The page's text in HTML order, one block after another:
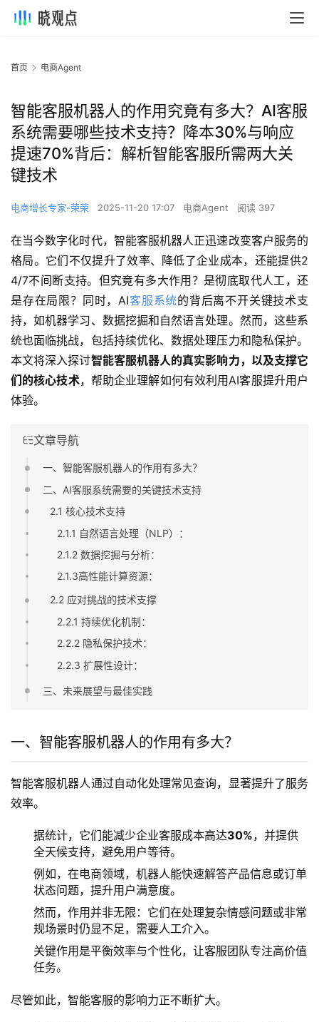
首页 电商Agent
智能客服机器人的作用究竟有多大？AI客服
系统需要哪些技术支持？降本30%与响应
提速70%背后：解析智能客服所需两大关
键技术
电商增长专家-荣荣 2025-11-20 17:07 电商Agent 阅读 397
在当今数字化时代，智能客服机器人正迅速改变客户服务的
格局。它们不仅提升了效率、降低了企业成本，还能提供2
4/7不间断支持。但究竟有多大作用？是彻底取代人工，还
是存在局限？同时，AI客服系统的背后离不开关键技术支
持，如机器学习、数据挖掘和自然语言处理。然而，这些系
统也面临挑战，包括持续优化、数据处理压力和隐私保护。
本文将深入探讨智能客服机器人的真实影响力，以及支撑它
们的核心技术，帮助企业理解如何有效利用AI客服提升用户
体验。
文章导航
一、智能客服机器人的作用有多大？
二、AI客服系统需要的关键技术支持
2.1 核心技术支持
2.1.1 自然语言处理（NLP）：
2.1.2 数据挖掘与分析：
2.1.3高性能计算资源：
2.2 应对挑战的技术支撑
2.2.1 持续优化机制：
2.2.2 隐私保护技术：
2.2.3 扩展性设计：
三、未来展望与最佳实践
一、智能客服机器人的作用有多大？
智能客服机器人通过自动化处理常见查询，显著提升了服务
效率。
据统计，它们能减少企业客服成本高达30%，并提供
全天候支持，避免用户等待。
例如，在电商领域，机器人能快速解答产品信息或订单
状态问题，提升用户满意度。
然而，作用并非无限：它们在处理复杂情感问题或非常
规场景时仍显不足，需要人工介入。
关键作用是平衡效率与个性化，让客服团队专注高价值
任务。
尽管如此，智能客服的影响力正不断扩大。